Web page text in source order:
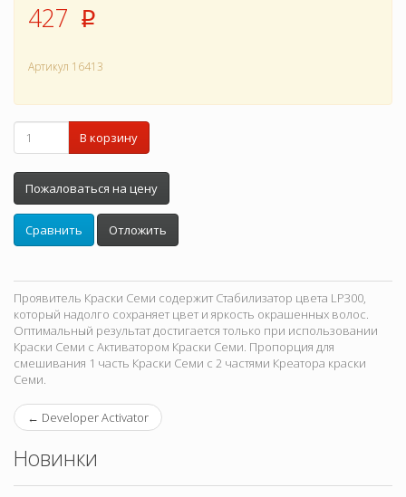
427 p
Артикул 16413
В корзину
Пожаловаться на цену
Сравнить Отложить
Проявитель Краски Семи содержит Стабилизатор цвета LP300,
который надолго сохраняет цвет и яркость окрашенных волос.
Оптимальный результат достигается только при использовании
Краски Семи с Активатором Краски Семи. Пропорция для
смешивания 1 часть Краски Семи с 2 частями Креатора краски
Семи.
← Developer Activator
Новинки